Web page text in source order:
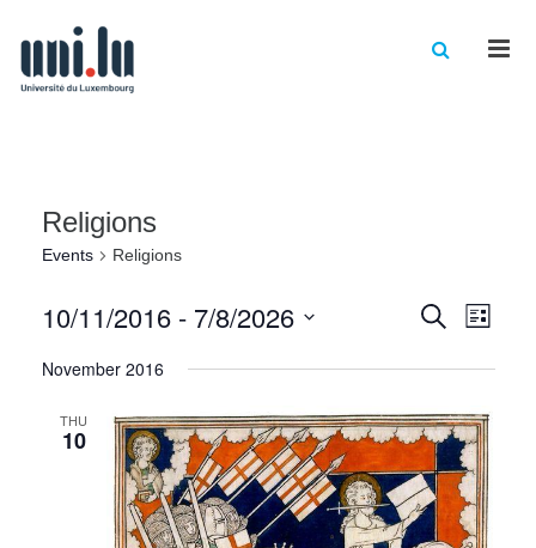
Religions
Events Religions
Events
Search
Views
Search
List
10/11/2016 - 7/8/2026
date.
November 2016
THU
10